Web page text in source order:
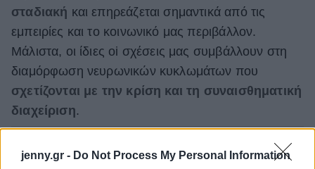
jenny.gr - Do Not Process My Personal Information
σταδιακή και επηρεάζεται σημαντικά από τις
εμπειρίες και το κοινωνικό μας περιβάλλον.
Μάλιστα, οι ίδιες oi σχέσεις μας συμβάλλουν στη
διαμόρφωση νευρωνικών κυκλωμάτων που
σχετίζονται με την κρίση και τη συναισθηματική
διαχείριση.